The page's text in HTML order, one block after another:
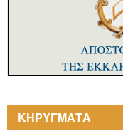
ΚΗΡΥΓΜΑΤΑ